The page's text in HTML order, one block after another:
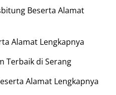
Beserta Alamat
Alamat Lengkapnya
Terbaik di Serang
Alamat Lengkapnya